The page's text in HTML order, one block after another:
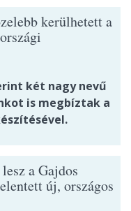
kerülhetett a
két nagy nevű
is megbíztak a
a Gajdos
új, országos